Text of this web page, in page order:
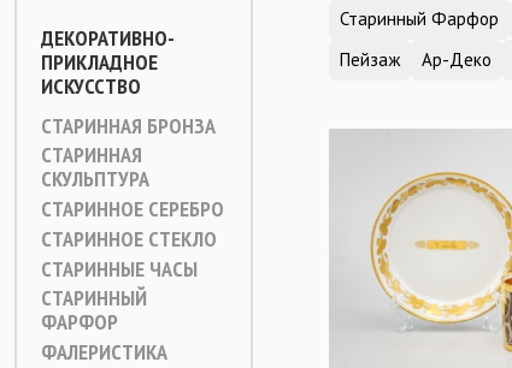
ДЕКОРАТИВНО-
ПРИКЛАДНОЕ
ИСКУССТВО
СТАРИННАЯ БРОНЗА
СТАРИННАЯ
СКУЛЬПТУРА
СТАРИННОЕ СЕРЕБРО
СТАРИННОЕ СТЕКЛО
СТАРИННЫЕ ЧАСЫ
СТАРИННЫЙ
ФАРФОР
ФАЛЕРИСТИКА
Старинный Фарфор
Пейзаж
Ар-Деко